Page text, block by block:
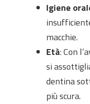
Igiene
macchie.
Età: Con
si
dentina
più scura.